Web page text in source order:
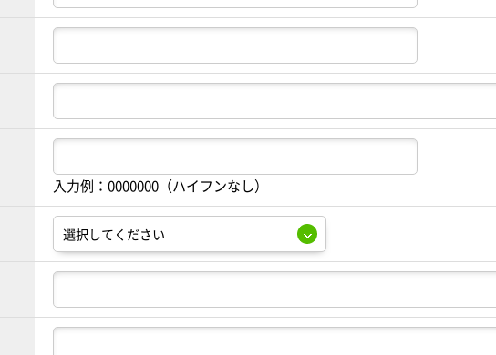
入力例：0000000（ハイフンなし）